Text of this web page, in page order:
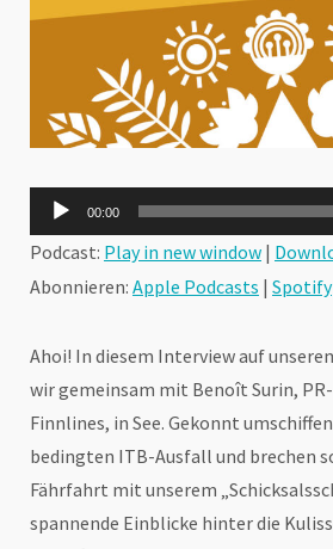
Audio-
Player
00:00
Podcast: Play in new window |
Abonnieren: Apple Podcasts | Spotify
Ahoi! In diesem Interview auf
wir gemeinsam mit Benoît Surin,
Finnlines, in See. Gekonnt
bedingten ITB-Ausfall und brechen
Fährfahrt mit unserem
spannende Einblicke hinter die